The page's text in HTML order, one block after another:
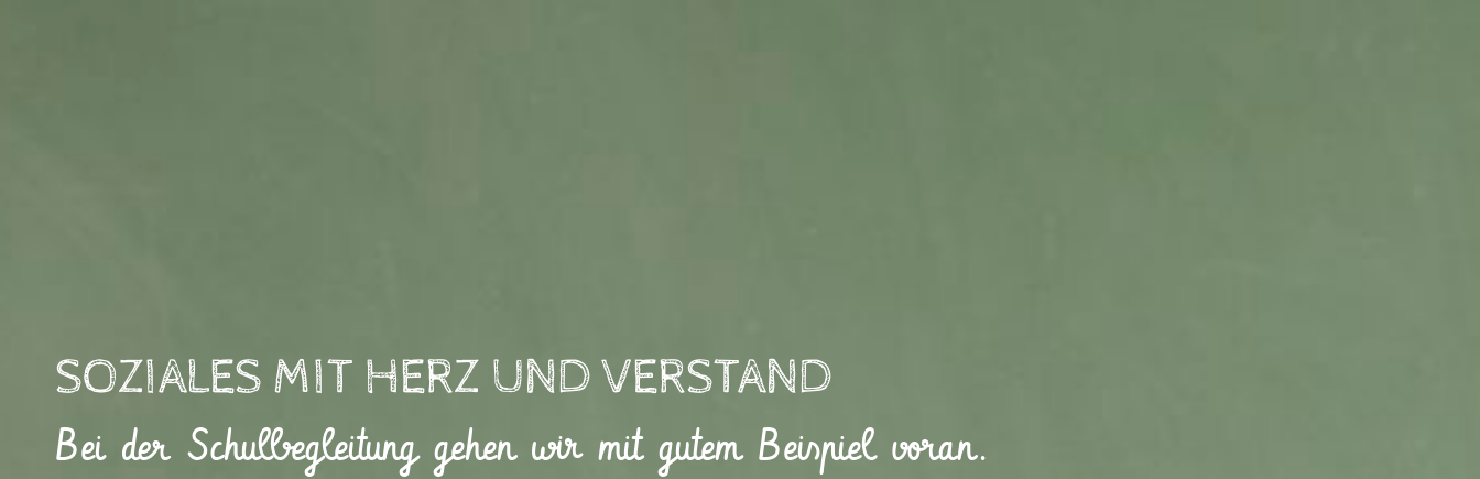
SOZIALES MIT HERZ UND VERSTAND
Bei der Schulbegleitung gehen wir mit gutem Beispiel voran.